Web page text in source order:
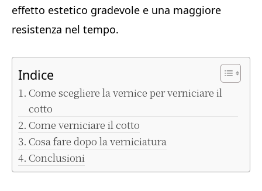
effetto estetico gradevole e una maggiore
resistenza nel tempo.
Indice
Come scegliere la vernice per verniciare il
cotto
Come verniciare il cotto
Cosa fare dopo la verniciatura
Conclusioni